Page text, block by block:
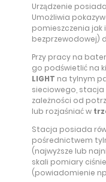
Urządzenie
Umożliwia
pomieszczenia jak
bezprzewodowej)
Przy pracy na
go podświetlić na
LIGHT na tylnym
sieciowego, stacja
zależności od
lub rozjaśniać w
Stacja posiada
pośrednictwem
(najwyższe lub
skali pomiary
(powiadomienie